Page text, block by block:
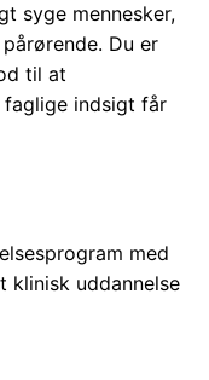
syge mennesker,
Du er
til at
faglige indsigt får
med
klinisk uddannelse